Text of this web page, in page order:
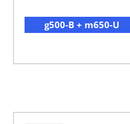
g500-B + m650-U